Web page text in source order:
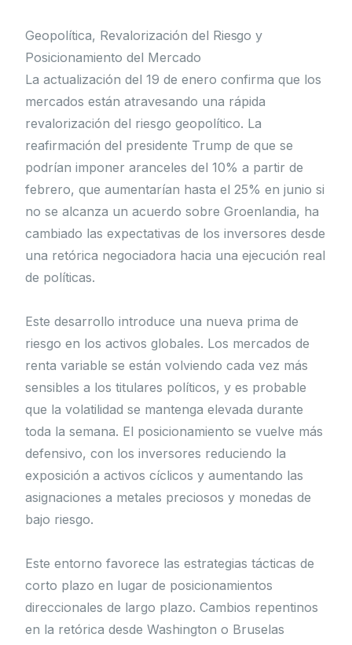
Geopolítica, Revalorización del Riesgo y
Posicionamiento del Mercado
La actualización del 19 de enero confirma que los
mercados están atravesando una rápida
revalorización del riesgo geopolítico. La
reafirmación del presidente Trump de que se
podrían imponer aranceles del 10% a partir de
febrero, que aumentarían hasta el 25% en junio si
no se alcanza un acuerdo sobre Groenlandia, ha
cambiado las expectativas de los inversores desde
una retórica negociadora hacia una ejecución real
de políticas.
Este desarrollo introduce una nueva prima de
riesgo en los activos globales. Los mercados de
renta variable se están volviendo cada vez más
sensibles a los titulares políticos, y es probable
que la volatilidad se mantenga elevada durante
toda la semana. El posicionamiento se vuelve más
defensivo, con los inversores reduciendo la
exposición a activos cíclicos y aumentando las
asignaciones a metales preciosos y monedas de
bajo riesgo.
Este entorno favorece las estrategias tácticas de
corto plazo en lugar de posicionamientos
direccionales de largo plazo. Cambios repentinos
en la retórica desde Washington o Bruselas